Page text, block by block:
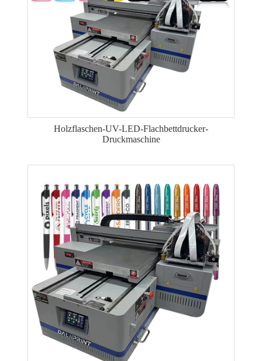
Holzflaschen-UV-LED-Flachbettdrucker-
Druckmaschine